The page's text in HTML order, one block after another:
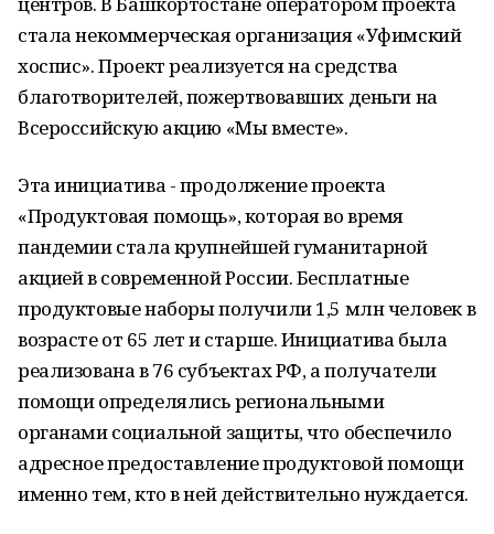
стала некоммерческая организация «Уфимский
хоспис». Проект реализуется на средства
благотворителей, пожертвовавших деньги на
Всероссийскую акцию «Мы вместе».
Эта инициатива - продолжение проекта
«Продуктовая помощь», которая во время
пандемии стала крупнейшей гуманитарной
акцией в современной России. Бесплатные
продуктовые наборы получили 1,5 млн человек в
возрасте от 65 лет и старше. Инициатива была
реализована в 76 субъектах РФ, а получатели
помощи определялись региональными
органами социальной защиты, что обеспечило
адресное предоставление продуктовой помощи
именно тем, кто в ней действительно нуждается.